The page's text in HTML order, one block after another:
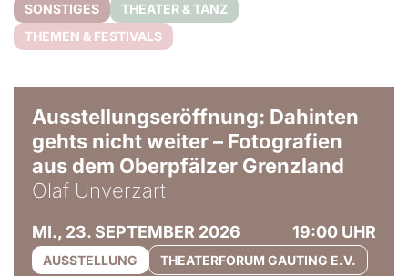
SONSTIGES
THEATER & TANZ
THEMEN & FESTIVALS
Ausstellungseröffnung: Dahinten
gehts nicht weiter – Fotografien
aus dem Oberpfälzer Grenzland
Olaf Unverzart
MI., 23. SEPTEMBER 2026 19:00 UHR
AUSSTELLUNG THEATERFORUM GAUTING E.V.